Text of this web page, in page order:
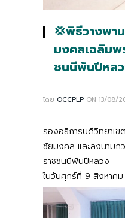
💢พิธีวางพา
มงคลเฉลิมพ
ชนนีพันปีหล
โดย OCCPLP ON 13/08/
รองอธิการบดีวิทยาเ
ชัยมงคล และลงนามถ
ราชชนนีพันปีหลวง
ในวันศุกร์ที่ 9 สิงหาค